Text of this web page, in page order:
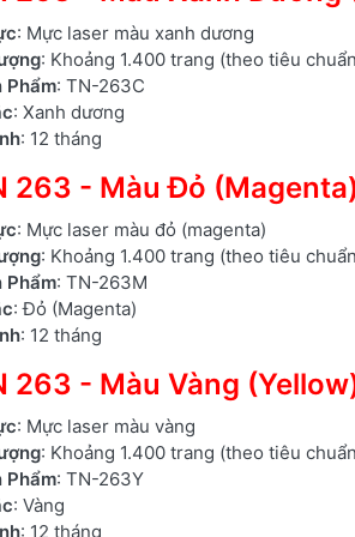
: Mực laser màu xanh dương
: Khoảng 1.400 trang (theo tiêu
Phẩm: TN-263C
: Xanh dương
: 12 tháng
263 - Màu Đỏ
: Mực laser màu đỏ (magenta)
: Khoảng 1.400 trang (theo tiêu
Phẩm: TN-263M
: Đỏ (Magenta)
: 12 tháng
263 - Màu Vàng
: Mực laser màu vàng
: Khoảng 1.400 trang (theo tiêu
Phẩm: TN-263Y
: Vàng
: 12 tháng